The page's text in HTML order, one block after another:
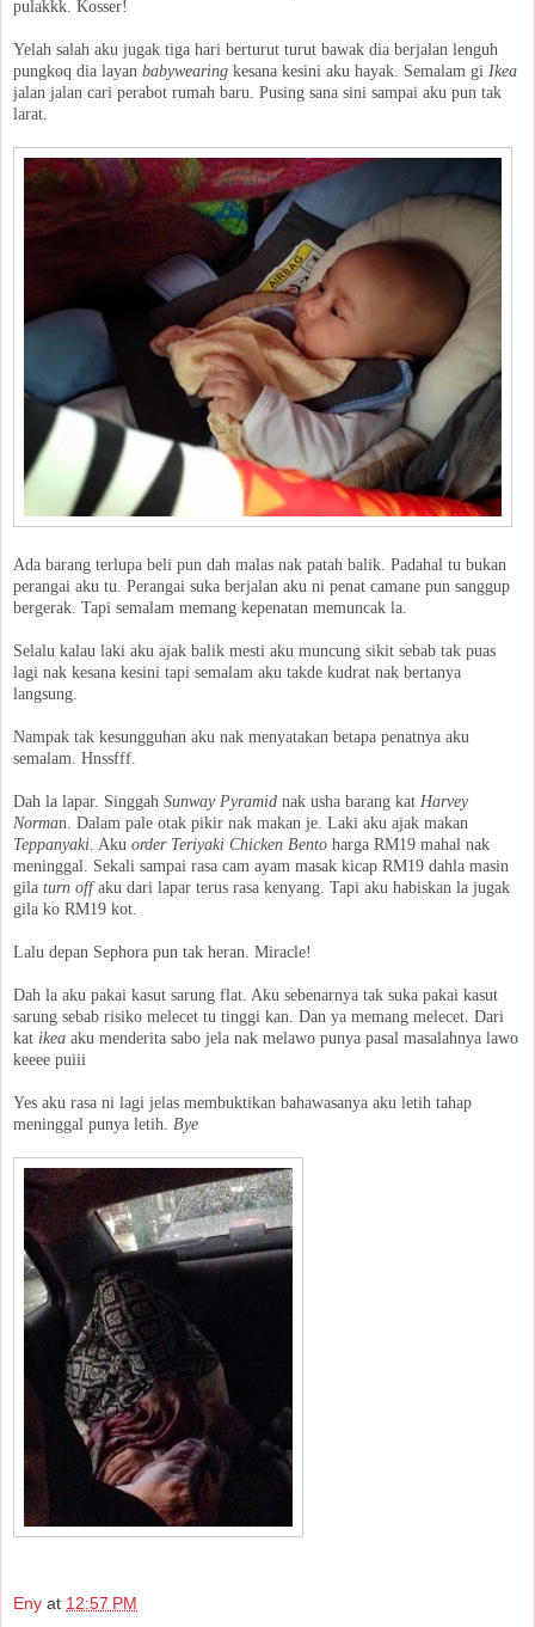
pulakkk. Kosser!
Yelah salah aku jugak tiga hari berturut turut bawak dia berjalan lenguh
pungkoq dia layan babywearing kesana kesini aku hayak. Semalam gi Ikea
jalan jalan cari perabot rumah baru. Pusing sana sini sampai aku pun tak
larat.
Ada barang terlupa beli pun dah malas nak patah balik. Padahal tu bukan
perangai aku tu. Perangai suka berjalan aku ni penat camane pun sanggup
bergerak. Tapi semalam memang kepenatan memuncak la.
Selalu kalau laki aku ajak balik mesti aku muncung sikit sebab tak puas
lagi nak kesana kesini tapi semalam aku takde kudrat nak bertanya
langsung.
Nampak tak kesungguhan aku nak menyatakan betapa penatnya aku
semalam. Hnssfff.
Dah la lapar. Singgah Sunway Pyramid nak usha barang kat Harvey
Norman. Dalam pale otak pikir nak makan je. Laki aku ajak makan
Teppanyaki . Aku order Teriyaki Chicken Bento harga RM19 mahal nak
meninggal. Sekali sampai rasa cam ayam masak kicap RM19 dahla masin
gila turn offaku dari lapar terus rasa kenyang. Tapi aku habiskan la jugak
gila ko RM19 kot.
Lalu depan Sephora pun tak heran. Miracle!
Dah la aku pakai kasut sarung flat. Aku sebenarnya tak suka pakai kasut
sarung sebab risiko melecet tu tinggi kan. Dan ya memang melecet. Dari
kat ikea aku menderita sabo jela nak melawo punya pasal masalahnya lawo
keeee puiii
Yes aku rasa ni lagi jelas membuktikan bahawasanya aku letih tahap
meninggal punya letih. Bye
Eny at 12:57 PM